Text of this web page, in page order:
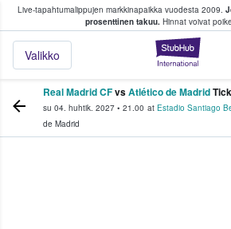
Live-tapahtumalippujen markkinapaikka vuodesta 2009.
prosenttinen takuu. Hinnat voivat
Valikko
fanit ostavat ja myyvät
Real Madrid CFvsAtlético de Madrid
su 04. huhtik. 2027 • 21.00 at Estadio Santiago
de Madrid